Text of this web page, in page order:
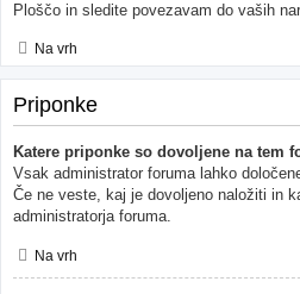
Ploščo in sledite povezavam do vaših
Na vrh
Priponke
Katere priponke so dovoljene na tem
Vsak administrator foruma lahko
Če ne veste, kaj je dovoljeno naložiti in
administratorja foruma.
Na vrh